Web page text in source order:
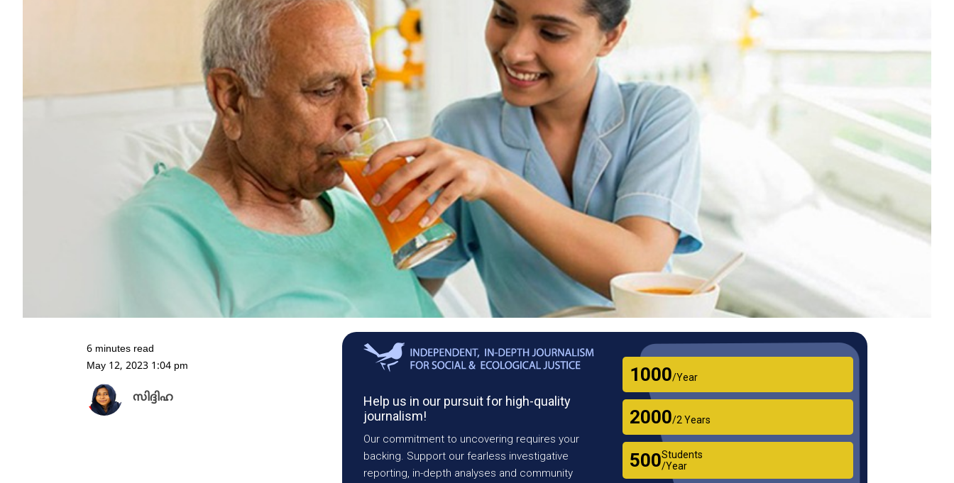
Help us in our pursuit for high-quality
journalism!
Our commitment to uncovering requires your
backing. Support our fearless investigative
reporting, in-depth analyses and community
₹1000/Year
₹2000/2 Years
₹500Students
/Year
6 minutes read
May 12, 2023 1:04 pm
സിദ്ദിഹ